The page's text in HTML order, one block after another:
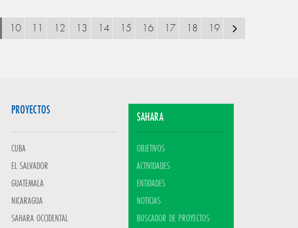
10 11 12 13 14 15 16 17 18 19
PROYECTOS
CUBA
EL SALVADOR
GUATEMALA
NICARAGUA
SAHARA OCCIDENTAL
SAHARA
OBJETIVOS
ACTIVIDADES
ENTIDADES
NOTICIAS
BUSCADOR DE PROYECTOS